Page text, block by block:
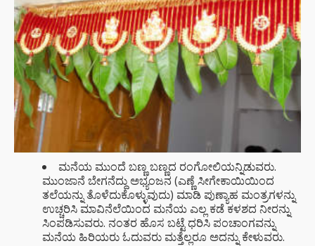
ಮನೆಯ ಮುಂದೆ ಬಣ್ಣ ಬಣ್ಣದ ರಂಗೋಲಿಯನ್ನಿಡುವರು.
ಮುಂಜಾನೆ ಬೇಗನೆದ್ದು ಅಭ್ಯಂಜನ (ಎಣ್ಣೆ ಸೀಗೇಕಾಯಿಯಿಂದ
ತಲೆಯನ್ನು ತೊಳೆದುಕೊಳ್ಳುವುದು) ಮಾಡಿ ಪುಣ್ಯಾಹ ಮಂತ್ರಗಳನ್ನು
ಉಚ್ಚರಿಸಿ ಮಾವಿನೆಲೆಯಿಂದ ಮನೆಯ ಎಲ್ಲ ಕಡೆ ಕಳಶದ ನೀರನ್ನು
ಸಿಂಪಡಿಸುವರು. ನಂತರ ಹೊಸ ಬಟ್ಟೆ ಧರಿಸಿ ಪಂಚಾಂಗವನ್ನು
ಮನೆಯ ಹಿರಿಯರು ಓದುವರು ಮತ್ತೆಲ್ಲರೂ ಅದನ್ನು ಕೇಳುವರು.